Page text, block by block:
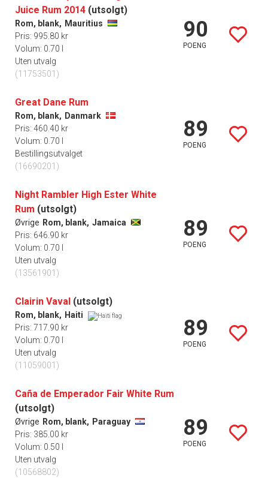
Juice Rum 2014 (utsolgt)
Rom, blank, Mauritius
Pris: 995.80 kr
Volum: 0.70 l
Uten utvalg
(11753501)
90
POENG
Great Dane Rum
Rom, blank, Danmark
Pris: 460.40 kr
Volum: 0.70 l
Bestillingsutvalget
(16690201)
89
POENG
Night Rambler High Ester White
Rum (utsolgt)
Øvrige Rom, blank, Jamaica
Pris: 646.90 kr
Volum: 0.70 l
Uten utvalg
(13561901)
89
POENG
Clairin Vaval (utsolgt)
Rom, blank, Haiti
Pris: 717.90 kr
Volum: 0.70 l
Uten utvalg
(11059001)
89
POENG
Caña de Emperador Fair White Rum
(utsolgt)
Øvrige Rom, blank, Paraguay
Pris: 385.00 kr
Volum: 0.50 l
Uten utvalg
(10568802)
89
POENG